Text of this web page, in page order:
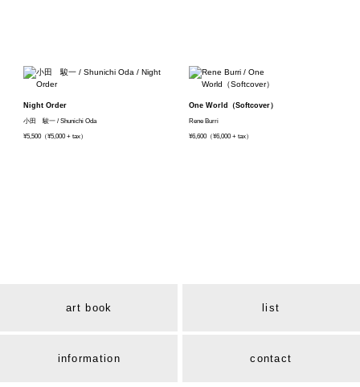
Night Order
小田 駿一 / Shunichi Oda
¥5,500（¥5,000 + tax）
One World（Softcover）
Rene Burri
¥6,600（¥6,000 + tax）
art book list
information contact